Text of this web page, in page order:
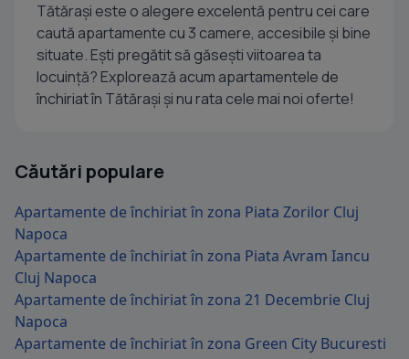
Tătărași este o alegere excelentă pentru cei care
caută apartamente cu 3 camere, accesibile și bine
situate. Ești pregătit să găsești viitoarea ta
locuință? Explorează acum apartamentele de
închiriat în Tătărași și nu rata cele mai noi oferte!
Căutări populare
Apartamente de închiriat în zona Piata Zorilor Cluj
Napoca
Apartamente de închiriat în zona Piata Avram Iancu
Cluj Napoca
Apartamente de închiriat în zona 21 Decembrie Cluj
Napoca
Apartamente de închiriat în zona Green City Bucuresti